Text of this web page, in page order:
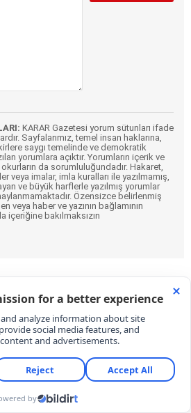
KARAR Gazetesi yorum sütunları ifade
Sayfalarımız, temel insan haklarına,
saygı temelinde ve demokratik
yorumlara açıktır. Yorumların içerik ve
da sorumluluğundadır. Hakaret,
veya imalar, imla kuralları ile yazılmamış,
ve büyük harflerle yazılmış yorumlar
Özensizce belirlenmiş
veya haber ve yazının bağlamının
içeriğine bakılmaksızın
sektöründeki son